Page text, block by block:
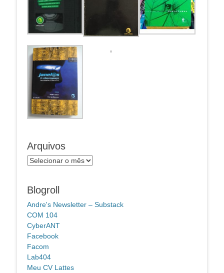
Arquivos
Arquivos
Blogroll
Andre's Newsletter – Substack
COM 104
CyberANT
Facebook
Facom
Lab404
Meu CV Lattes